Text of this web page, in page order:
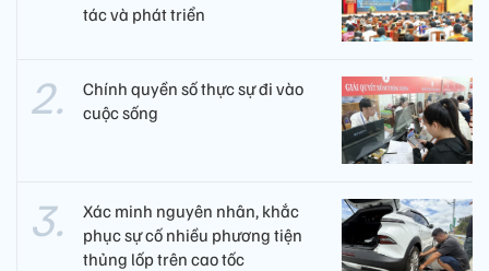
tác và phát triển
Chính quyền số thực sự đi vào
cuộc sống
Xác minh nguyên nhân, khắc
phục sự cố nhiều phương tiện
thủng lốp trên cao tốc